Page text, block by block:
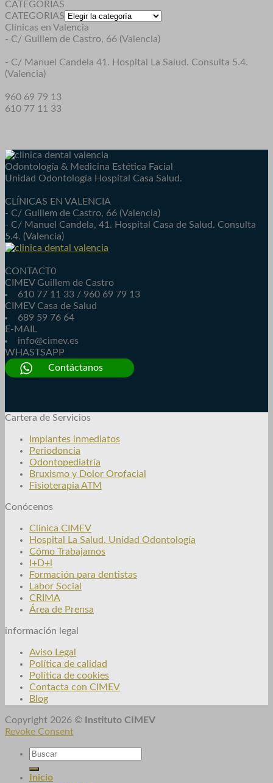
CATEGORIAS
CATEGORIAS
Clínicas en Valencia
- C/ Guillem de Castro, 66 (Valencia)
- C/ Manuel Candela 41. Hospital La Salud. Consulta 5.4.
(Valencia)
960 69 79 13
610 77 11 33
Odontología & Medicina Estética Facial
Unidad Odontología Hospital Casa Salud.
CLÍNICAS EN VALENCIA
- C/ Guillem de Castro, 66 (Valencia)
- C/ Manuel Candela, 41. Hospital Casa de Salud. Consulta
5.4. (Valencia)
CONTACT0
CIMEV Guillem de Castro
610 77 11 33 / 960 69 79 13
CIMEV Casa de Salud
689 59 76 64
E-MAIL
info@cimev.es
WHASTSAPP
Contáctanos
Cartera de Servicios
Implantes inmediatos
Periodoncia
Odontopediatría
Bruxismo y Dolor Orofacial
Fisioterapia ATM
Conócenos
Clínica CIMEV
Hospital La Salud. Unidad Odontología
Cómo Trabajamos
I+D+i
Formación para dentistas
Labor Social
CRIMA
Área de Prensa
información legal
Aviso Legal
Política de calidad
Política de cookies
Contacta con CIMEV
Blog
Copyright 2026 ©
Instituto CIMEV
Revoke Consent
Inicio